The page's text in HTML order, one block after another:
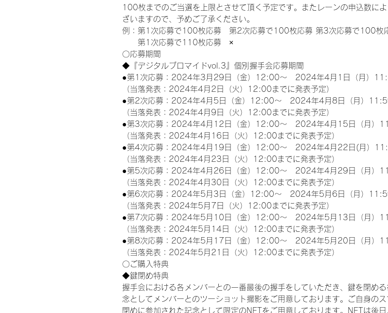
100枚までのご当選を上限とさせて頂く予定です。またレーンの申込数に
ざいますので、予めご了承ください。
例：第1次応募で100枚応募　第2次応募で100枚応募 第3次応募で100枚
第1次応募で110枚応募　×
〇応募期間
◆『デジタルブロマイドvol.3』個別握手会応募期間
●第1次応募：2024年3月29日（金）12:00～　2024年4月1日（月）
（当落発表：2024年4月2日（火）12:00までに発表予定）
●第2次応募：2024年4月5日（金）12:00～　2024年4月8日（月）
（当落発表：2024年4月9日（火）12:00までに発表予定）
●第3次応募：2024年4月12日（金）12:00～　2024年4月15日（月）
（当落発表：2024年4月16日（火）12:00までに発表予定）
●第4次応募：2024年4月19日（金）12:00～　2024年4月22日(月）
（当落発表：2024年4月23日（火）12:00までに発表予定）
●第5次応募：2024年4月26日（金）12:00～　2024年4月29日（月）
（当落発表：2024年4月30日（火）12:00までに発表予定）
●第6次応募：2024年5月3日（金）12:00～　2024年5月6日（月）
（当落発表：2024年5月7日（火）12:00までに発表予定）
●第7次応募：2024年5月10日（金）12:00～　2024年5月13日（月）
（当落発表：2024年5月14日（火）12:00までに発表予定）
●第8次応募：2024年5月17日（金）12:00～　2024年5月20日（月）
（当落発表：2024年5月21日（火）12:00までに発表予定）
〇ご購入特典
◆鍵閉め特典
握手会における各メンバーとの一番最後の握手をしていただき、鍵を閉め
念としてメンバーとのツーショット撮影をご用意しております。ご自身の
閉めに参加された記念として限定のNFTをご用意しております。NFTは後